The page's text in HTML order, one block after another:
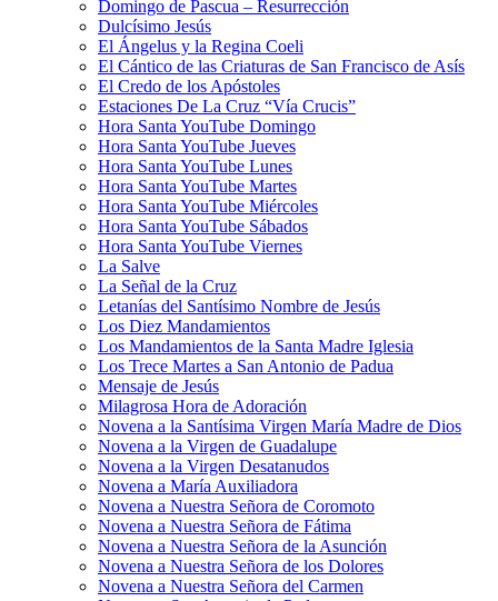
Domingo de Pascua – Resurrección
Dulcísimo Jesús
El Ángelus y la Regina Coeli
El Cántico de las Criaturas de San Francisco de Asís
El Credo de los Apóstoles
Estaciones De La Cruz “Vía Crucis”
Hora Santa YouTube Domingo
Hora Santa YouTube Jueves
Hora Santa YouTube Lunes
Hora Santa YouTube Martes
Hora Santa YouTube Miércoles
Hora Santa YouTube Sábados
Hora Santa YouTube Viernes
La Salve
La Señal de la Cruz
Letanías del Santísimo Nombre de Jesús
Los Diez Mandamientos
Los Mandamientos de la Santa Madre Iglesia
Los Trece Martes a San Antonio de Padua
Mensaje de Jesús
Milagrosa Hora de Adoración
Novena a la Santísima Virgen María Madre de Dios
Novena a la Virgen de Guadalupe
Novena a la Virgen Desatanudos
Novena a María Auxiliadora
Novena a Nuestra Señora de Coromoto
Novena a Nuestra Señora de Fátima
Novena a Nuestra Señora de la Asunción
Novena a Nuestra Señora de los Dolores
Novena a Nuestra Señora del Carmen